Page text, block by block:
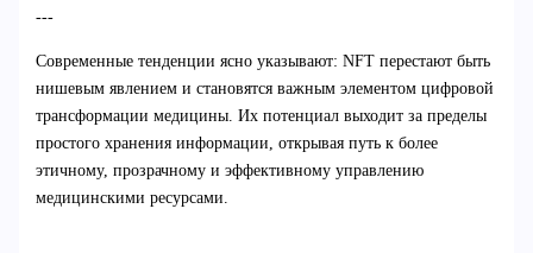
---
Современные тенденции ясно указывают: NFT перестают быть
нишевым явлением и становятся важным элементом цифровой
трансформации медицины. Их потенциал выходит за пределы
простого хранения информации, открывая путь к более
этичному, прозрачному и эффективному управлению
медицинскими ресурсами.